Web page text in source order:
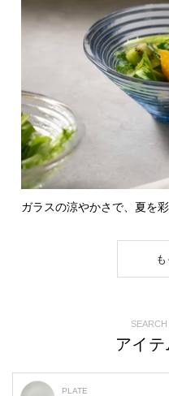
ガラスの涼やかさで、夏を
アイテ
PLATE